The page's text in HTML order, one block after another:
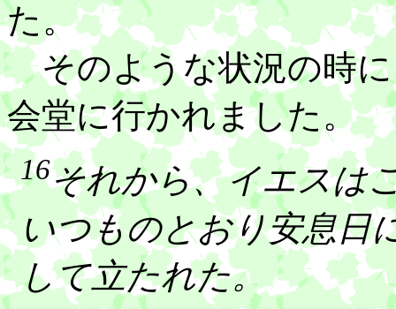
た。
そのような状況の時に
会堂に行かれました。
16それから、イエスは
いつものとおり安息日
して立たれた。